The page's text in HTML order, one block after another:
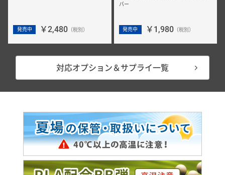
発売中 ￥2,480 （税別）
バー
発売中 ￥1,980（税別）
対応オプション＆サプライ一覧